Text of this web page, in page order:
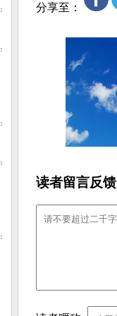
分享至：
读者留言反